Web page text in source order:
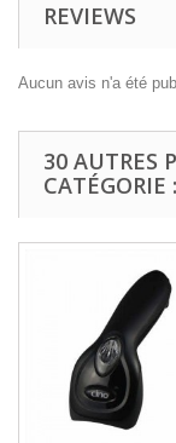
REVIEWS
Aucun avis n'a été
30 AUTRES
CATÉGORIE :